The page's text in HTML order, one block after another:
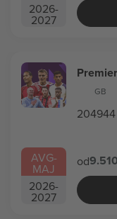
2026-
2027
AVG-
MAJ
2026-
2027
GB
od